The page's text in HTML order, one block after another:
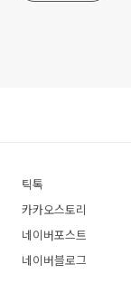
틱톡
카카오스토리
네이버포스트
네이버블로그